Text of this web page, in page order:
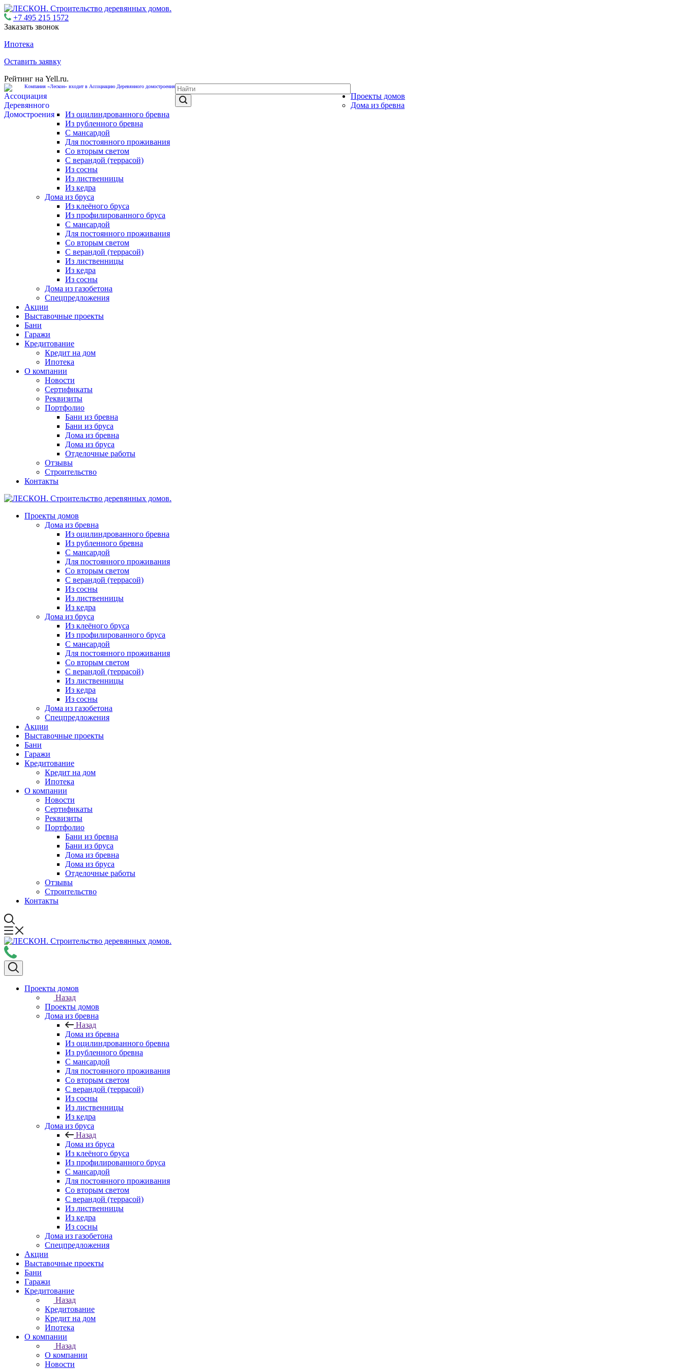
+7 495 215 1572
Заказать звонок
Ипотека
Оставить заявку
Рейтинг на Yell.ru.
Компания «Лескон» входит в Ассоциацию Деревянного домостроения
Проекты домов
Дома из бревна
Из оцилиндрованного бревна
Из рубленного бревна
С мансардой
Для постоянного проживания
Со вторым светом
С верандой (террасой)
Из сосны
Из лиственницы
Из кедра
Дома из бруса
Из клеёного бруса
Из профилированного бруса
С мансардой
Для постоянного проживания
Со вторым светом
С верандой (террасой)
Из лиственницы
Из кедра
Из сосны
Дома из газобетона
Спецпредложения
Акции
Выставочные проекты
Бани
Гаражи
Кредитование
Кредит на дом
Ипотека
О компании
Новости
Сертификаты
Реквизиты
Портфолио
Бани из бревна
Бани из бруса
Дома из бревна
Дома из бруса
Отделочные работы
Отзывы
Строительство
Контакты
Проекты домов
Дома из бревна
Из оцилиндрованного бревна
Из рубленного бревна
С мансардой
Для постоянного проживания
Со вторым светом
С верандой (террасой)
Из сосны
Из лиственницы
Из кедра
Дома из бруса
Из клеёного бруса
Из профилированного бруса
С мансардой
Для постоянного проживания
Со вторым светом
С верандой (террасой)
Из лиственницы
Из кедра
Из сосны
Дома из газобетона
Спецпредложения
Акции
Выставочные проекты
Бани
Гаражи
Кредитование
Кредит на дом
Ипотека
О компании
Новости
Сертификаты
Реквизиты
Портфолио
Бани из бревна
Бани из бруса
Дома из бревна
Дома из бруса
Отделочные работы
Отзывы
Строительство
Контакты
Проекты домов
Назад
Проекты домов
Дома из бревна
Назад
Дома из бревна
Из оцилиндрованного бревна
Из рубленного бревна
С мансардой
Для постоянного проживания
Со вторым светом
С верандой (террасой)
Из сосны
Из лиственницы
Из кедра
Дома из бруса
Назад
Дома из бруса
Из клеёного бруса
Из профилированного бруса
С мансардой
Для постоянного проживания
Со вторым светом
С верандой (террасой)
Из лиственницы
Из кедра
Из сосны
Дома из газобетона
Спецпредложения
Акции
Выставочные проекты
Бани
Гаражи
Кредитование
Назад
Кредитование
Кредит на дом
Ипотека
О компании
Назад
О компании
Новости